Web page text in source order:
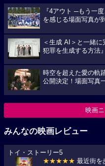
『4アウト ─もう一
を感じる場面写真が
＜生成 AI＞と一緒
犯罪を生成する方法』
時空を超えた愛の軌
公開決定！場面写真
映画
みんなの映画レビュー
トイ・ストーリー5
★★★★★ 最近街を